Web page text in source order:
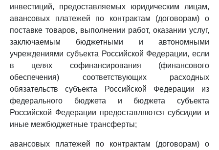
инвестиций, предоставляемых юридическим лицам,
авансовых платежей по контрактам (договорам) о
поставке товаров, выполнении работ, оказании услуг,
заключаемым бюджетными и автономными
учреждениями субъекта Российской Федерации, если
в целях софинансирования (финансового
обеспечения) соответствующих расходных
обязательств субъекта Российской Федерации из
федерального бюджета и бюджета субъекта
Российской Федерации предоставляются субсидии и
иные межбюджетные трансферты;
авансовых платежей по контрактам (договорам) о